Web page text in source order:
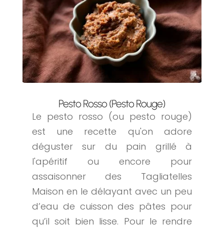
Pesto Rosso (Pesto Rouge)
Le pesto rosso (ou pesto rouge)
est une recette qu'on adore
déguster sur du pain grillé à
l'apéritif ou encore pour
assaisonner des Tagliatelles
Maison en le délayant avec un peu
d’eau de cuisson des pâtes pour
qu’il soit bien lisse. Pour le rendre